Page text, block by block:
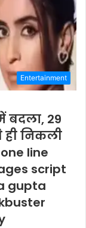
Entertainment
बदला, 29
ही निकली
line
script
gupta